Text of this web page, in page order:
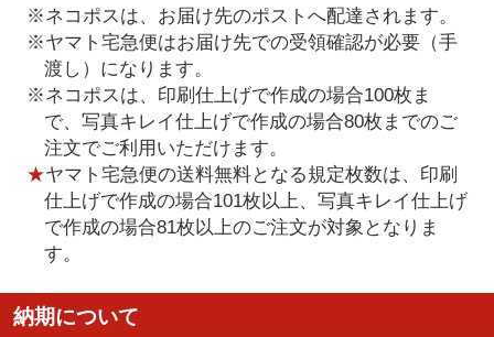
※ネコポスは、お届け先のポストへ配達されます。
※ヤマト宅急便はお届け先での受領確認が必要（手
渡し）になります。
※ネコポスは、印刷仕上げで作成の場合100枚ま
で、写真キレイ仕上げで作成の場合80枚までのご
注文でご利用いただけます。
★ヤマト宅急便の送料無料となる規定枚数は、印刷
仕上げで作成の場合101枚以上、写真キレイ仕上げ
で作成の場合81枚以上のご注文が対象となりま
す。
納期について